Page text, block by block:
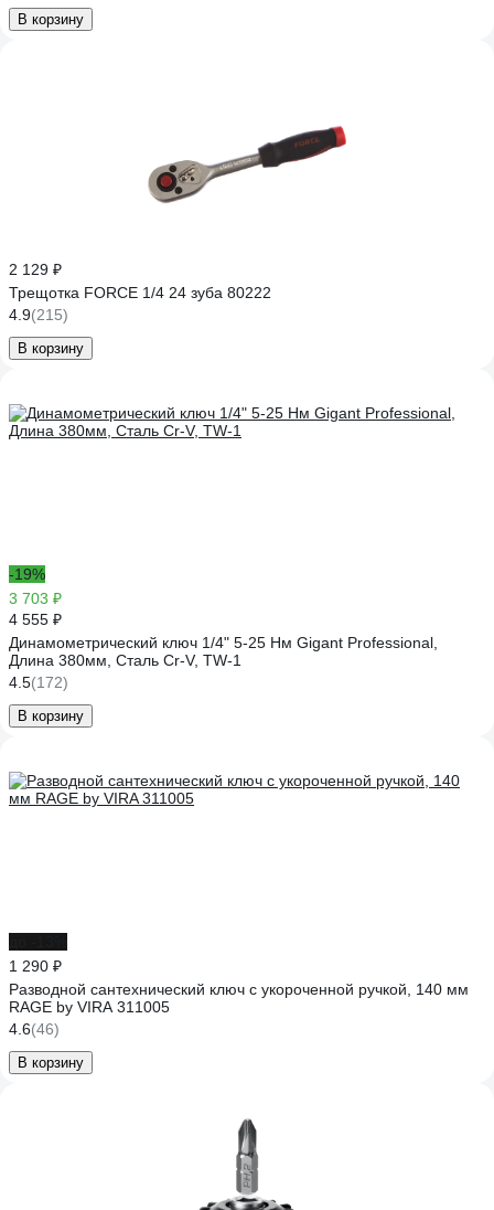
В корзину
2 129 ₽
Трещотка FORCE 1/4 24 зуба 80222
4.9(215)
В корзину
-19%
3 703 ₽
4 555 ₽
Динамометрический ключ 1/4" 5-25 Нм Gigant Professional,
Длина 380мм, Сталь Cr-V, TW-1
4.5(172)
В корзину
1 290 ₽
Разводной сантехнический ключ с укороченной ручкой, 140 мм
RAGE by VIRA 311005
4.6(46)
В корзину